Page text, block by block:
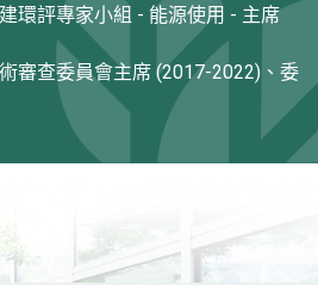
環評專家小組 - 能源使用 - 主席
審查委員會主席 (2017-2022)、委